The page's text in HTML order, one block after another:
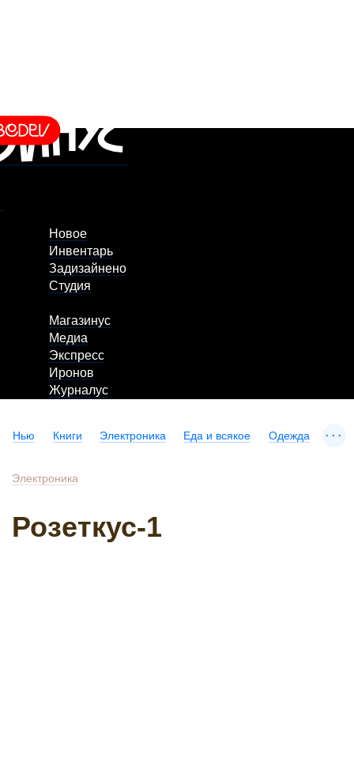
Новое
Инвентарь
Задизайнено
Студия
Магазинус
Медиа
Экспресс
Иронов
Журналус
Нью Книги Электроника Еда и всякое Одежда ...
Электроника
Розеткус-1